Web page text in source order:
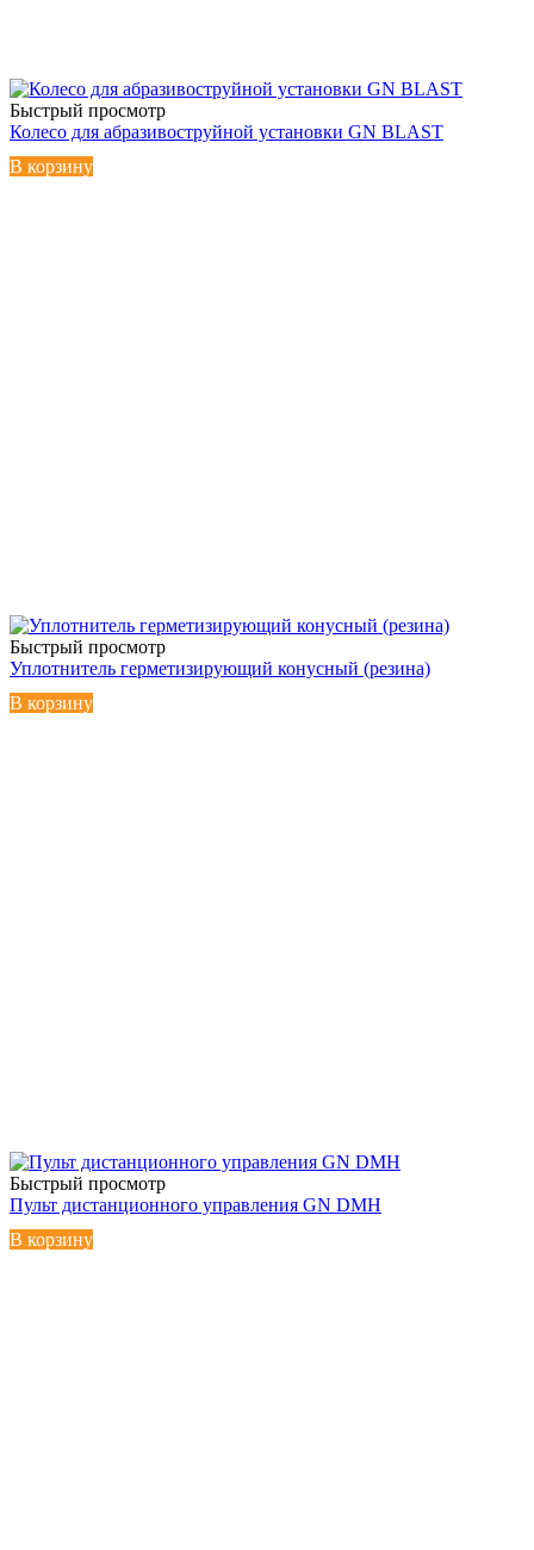
Быстрый просмотр
Колесо для абразивоструйной установки GN BLAST
В корзину
Быстрый просмотр
Уплотнитель герметизирующий конусный (резина)
В корзину
Быстрый просмотр
Пульт дистанционного управления GN DMH
В корзину